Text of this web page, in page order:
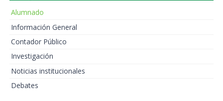
Alumnado
Información General
Contador Público
Investigación
Noticias institucionales
Debates